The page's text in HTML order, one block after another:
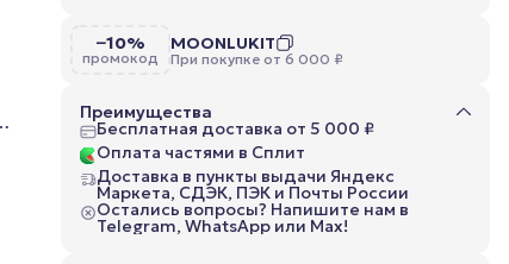
−10%
промокод
MOONLUKIT
При покупке от 6 000 ₽
Преимущества
Бесплатная доставка от 5 000 ₽
Оплата частями в Сплит
Доставка в пункты выдачи Яндекс
Маркета, СДЭК, ПЭК и Почты России
Остались вопросы? Напишите нам в
Telegram, WhatsApp или Max!